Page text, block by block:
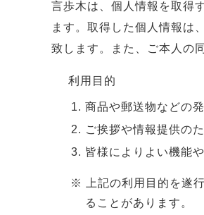
言歩木は、個人情報を取得
ます。取得した個人情報は
致します。また、ご本人の
利用目的
商品や郵送物などの
ご挨拶や情報提供の
皆様によりよい機能
※ 上記の利用目的を遂
ることがあります。